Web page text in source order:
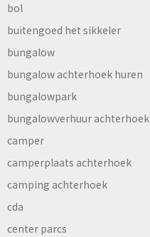
bol
buitengoed het sikkeler
bungalow
bungalow achterhoek huren
bungalowpark
bungalowverhuur achterhoek
camper
camperplaats achterhoek
camping achterhoek
cda
center parcs